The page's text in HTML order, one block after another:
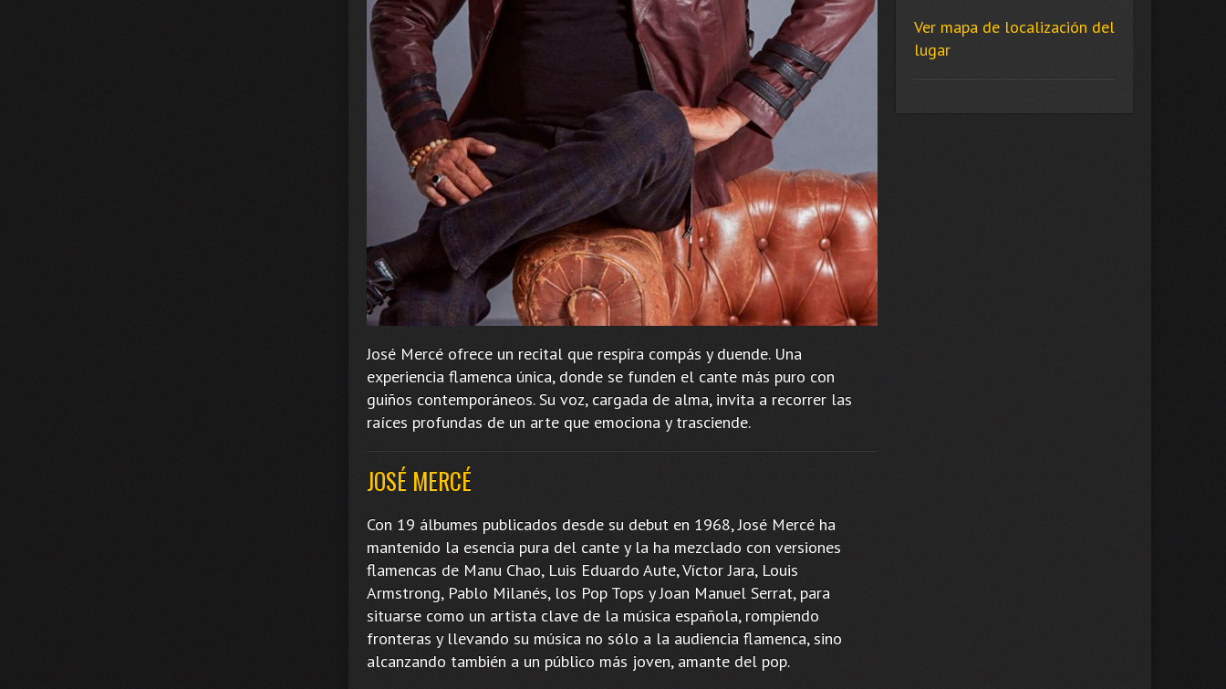
Ver mapa de localización del
lugar
José Mercé ofrece un recital que respira compás y duende. Una
experiencia flamenca única, donde se funden el cante más puro con
guiños contemporáneos. Su voz, cargada de alma, invita a recorrer las
raíces profundas de un arte que emociona y trasciende.
JOSÉ MERCÉ
Con 19 álbumes publicados desde su debut en 1968, José Mercé ha
mantenido la esencia pura del cante y la ha mezclado con versiones
flamencas de Manu Chao, Luis Eduardo Aute, Víctor Jara, Louis
Armstrong, Pablo Milanés, los Pop Tops y Joan Manuel Serrat, para
situarse como un artista clave de la música española, rompiendo
fronteras y llevando su música no sólo a la audiencia flamenca, sino
alcanzando también a un público más joven, amante del pop.